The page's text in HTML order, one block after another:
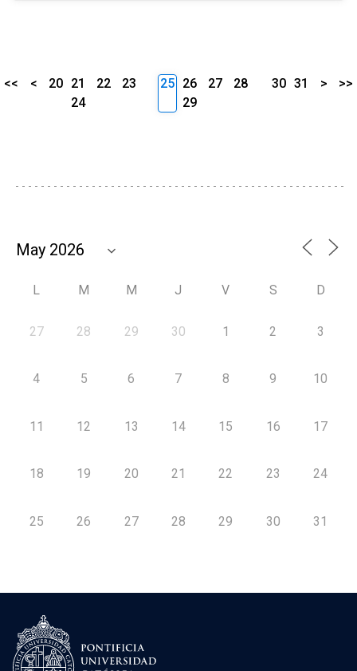
<< < 20 21 22
23
24
25 26 27
28
29
30 31 > >>
L M M J V S D
27 28 29 30 1 2 3
4 5 6 7 8 9 10
11 12 13 14 15 16 17
18 19 20 21 22 23 24
25 26 27 28 29 30 31